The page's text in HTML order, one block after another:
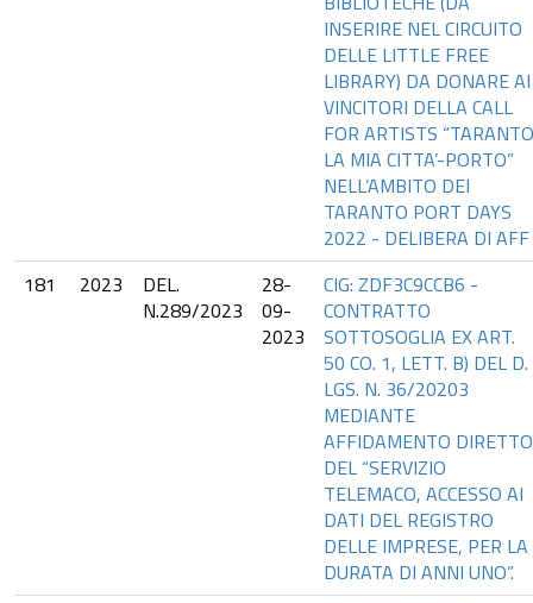
INSERIRE NEL CIRCUITO
DELLE LITTLE FREE
LIBRARY) DA DONARE AI
VINCITORI DELLA CALL
FOR ARTISTS
LA MIA CITTA’-PORTO”
NELL’AMBITO DEI
TARANTO PORT DAYS
2022 - DELIBERA DI AFF
181
2023
DEL.
N.289/2023
28-
09-
2023
CIG: ZDF3C9CCB6 -
CONTRATTO
SOTTOSOGLIA EX ART.
50 CO. 1, LETT. B) DEL D.
LGS. N. 36/20203
MEDIANTE
AFFIDAMENTO DIRETTO
DEL “SERVIZIO
TELEMACO, ACCESSO AI
DATI DEL REGISTRO
DELLE IMPRESE, PER LA
DURATA DI ANNI UNO”.